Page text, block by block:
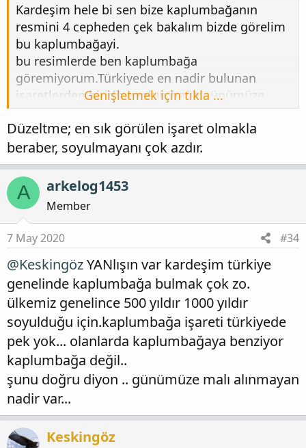
Kardeşim hele bi sen bize kaplumbağanın
resmini 4 cepheden çek bakalım bizde görelim
bu kaplumbağayi.
bu resimlerde ben kaplumbağa
göremiyorum.Türkiyede en nadir bulunan
işaretlerden biridir kaplumbağa günümüze
soyulmamış nadir raslanır.. Doğa olarak
bakarsak evet kaplumbağanın yaşam alanına
uygun bir yer gibi geldi. Lakin ben kaplumbağa
göremiyorum
... onun resmini at 4
cepheden
Genişletmek için tıkla ...
Düzeltme; en sık görülen işaret olmakla
beraber, soyulmayanı çok azdır.
A arkelog1453
Member
7 May 2020 #34
@KeskingözYANlışın var kardeşim türkiye
genelinde kaplumbağa bulmak çok zo.
ülkemiz genelince 500 yıldır 1000 yıldır
soyulduğu için.kaplumbağa işareti türkiyede
pek yok... olanlarda kaplumbağaya benziyor
kaplumbağa değil..
şunu doğru diyon .. günümüze malı alınmayan
nadir var...
Keskingöz